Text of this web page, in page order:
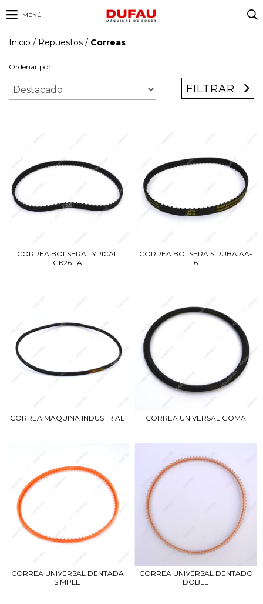
MENÚ
Inicio / Repuestos / Correas
Ordenar por
FILTRAR
CORREA BOLSERA TYPICAL
GK26-1A
CORREA BOLSERA SIRUBA AA-
6
CORREA MAQUINA INDUSTRIAL CORREA UNIVERSAL GOMA
CORREA UNIVERSAL DENTADA
SIMPLE
CORREA UNIVERSAL DENTADO
DOBLE